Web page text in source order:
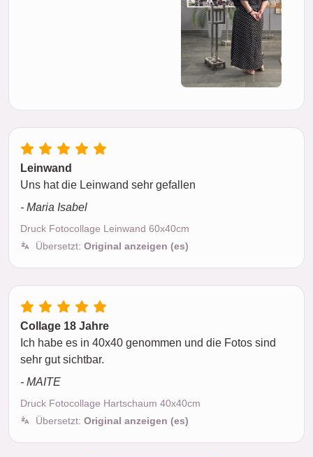
Leinwand
Uns hat die Leinwand sehr gefallen
- Maria Isabel
Druck Fotocollage Leinwand 60x40cm
Übersetzt: Original anzeigen (es)
Collage 18 Jahre
Ich habe es in 40x40 genommen und die Fotos sind
sehr gut sichtbar.
- MAITE
Druck Fotocollage Hartschaum 40x40cm
Übersetzt: Original anzeigen (es)